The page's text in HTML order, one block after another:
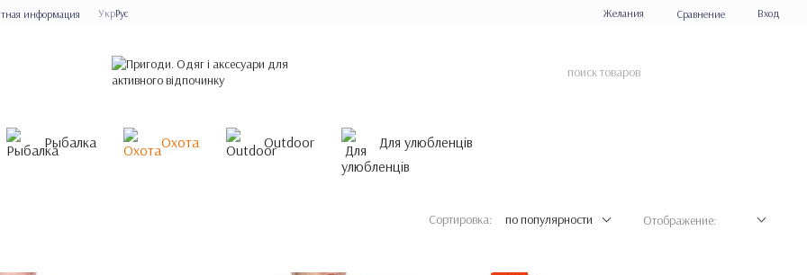
информация УкрРус Желания Сравнение Вход
Рыбалка Охота Outdoor Для улюбленців
Сортировка: по популярности Отображение: